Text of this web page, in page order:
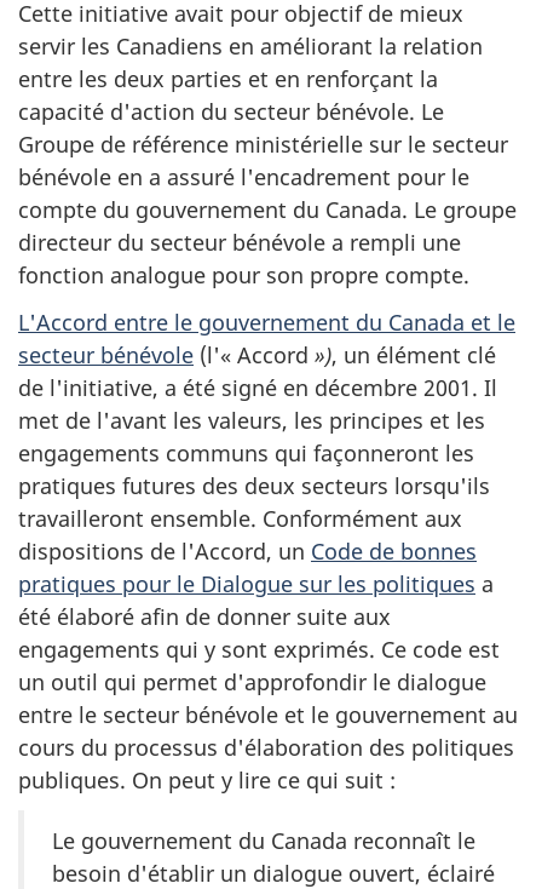
Cette initiative avait pour objectif de mieux
servir les Canadiens en améliorant la relation
entre les deux parties et en renforçant la
capacité d'action du secteur bénévole. Le
Groupe de référence ministérielle sur le secteur
bénévole en a assuré l'encadrement pour le
compte du gouvernement du Canada. Le groupe
directeur du secteur bénévole a rempli une
fonction analogue pour son propre compte.
L'Accord entre le gouvernement du Canada et le
secteur bénévole (l'« Accord »), un élément clé
de l'initiative, a été signé en décembre 2001. Il
met de l'avant les valeurs, les principes et les
engagements communs qui façonneront les
pratiques futures des deux secteurs lorsqu'ils
travailleront ensemble. Conformément aux
dispositions de l'Accord, un Code de bonnes
pratiques pour le Dialogue sur les politiques a
été élaboré afin de donner suite aux
engagements qui y sont exprimés. Ce code est
un outil qui permet d'approfondir le dialogue
entre le secteur bénévole et le gouvernement au
cours du processus d'élaboration des politiques
publiques. On peut y lire ce qui suit :
Le gouvernement du Canada reconnaît le
besoin d'établir un dialogue ouvert, éclairé